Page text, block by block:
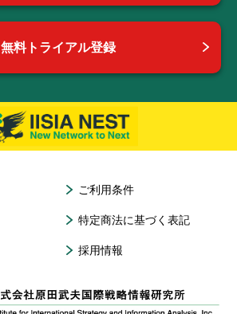
無料トライアル登録
ご利用条件
特定商法に基づく表記
採用情報